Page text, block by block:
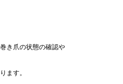
き爪の状態の確認や
ます。